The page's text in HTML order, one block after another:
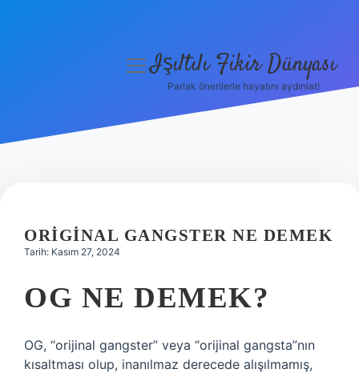
menüyüIşıltılı Fikir Dünyası
Parlak önerilerle hayatını aydınlat!
ORIGINAL GANGSTER NE DEMEK
Tarih: Kasım 27, 2024
OG NE DEMEK?
OG, “orijinal gangster” veya “orijinal gangsta”nın
kısaltması olup, inanılmaz derecede alışılmamış,